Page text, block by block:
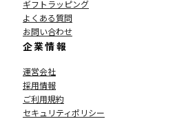
ギフトラッピング
よくある質問
お問い合わせ
企業情報
運営会社
採用情報
ご利用規約
セキュリティポリシー